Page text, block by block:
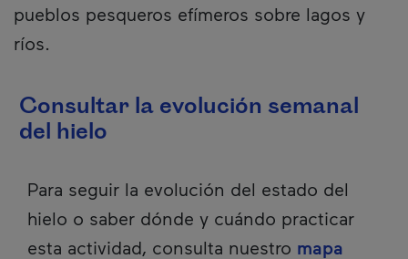
pueblos pesqueros efímeros sobre lagos y
ríos.
Consultar la evolución semanal
del hielo
Para seguir la evolución del estado del
hielo o saber dónde y cuándo practicar
esta actividad, consulta nuestro mapa